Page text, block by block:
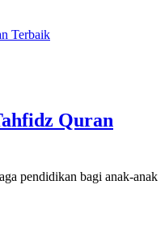
Quran
pendidikan bagi anak-anak